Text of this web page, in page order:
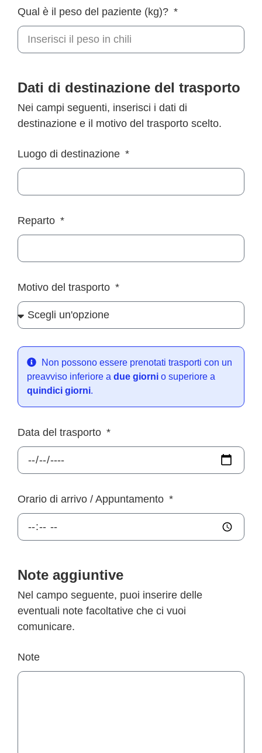
Qual è il peso del paziente (kg)?
Dati di destinazione del trasporto
Nei campi seguenti, inserisci i dati di
destinazione e il motivo del trasporto scelto.
Luogo di destinazione
Reparto
Motivo del trasporto
Non possono essere prenotati trasporti con un
preavviso inferiore a due giorni o superiore a
quindici giorni.
Data del trasporto
Orario di arrivo / Appuntamento
Note aggiuntive
Nel campo seguente, puoi inserire delle
eventuali note facoltative che ci vuoi
comunicare.
Note